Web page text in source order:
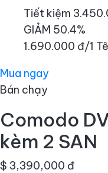
Tiết kiệm
GIẢM 50.4%
1.690.000 đ/1
Mua ngay
Bán chạy
Comodo
kèm 2 SAN
$ 3,390,000 đ